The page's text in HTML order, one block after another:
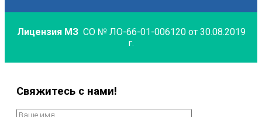
Лицензия МЗСО № ЛО-66-01-006120 от 30.08.2019
г.
Свяжитесь с нами!